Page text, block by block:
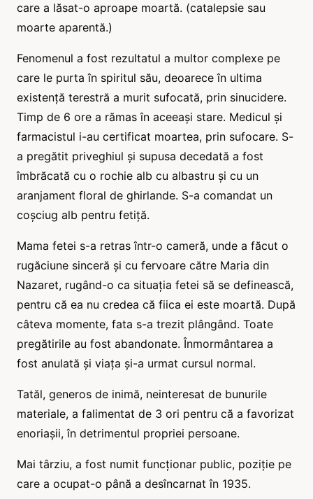
care a lăsat-o aproape moartă. (catalepsie sau
moarte aparentă.)
Fenomenul a fost rezultatul a multor complexe pe
care le purta în spiritul său, deoarece în ultima
existență terestră a murit sufocată, prin sinucidere.
Timp de 6 ore a rămas în aceeași stare. Medicul și
farmacistul i-au certificat moartea, prin sufocare. S-
a pregătit priveghiul și supusa decedată a fost
îmbrăcată cu o rochie alb cu albastru și cu un
aranjament floral de ghirlande. S-a comandat un
coșciug alb pentru fetiță.
Mama fetei s-a retras într-o cameră, unde a făcut o
rugăciune sinceră și cu fervoare către Maria din
Nazaret, rugând-o ca situația fetei să se definească,
pentru că ea nu credea că fiica ei este moartă. După
câteva momente, fata s-a trezit plângând. Toate
pregătirile au fost abandonate. Înmormântarea a
fost anulată și viața și-a urmat cursul normal.
Tatăl, generos de inimă, neinteresat de bunurile
materiale, a falimentat de 3 ori pentru că a favorizat
enoriașii, în detrimentul propriei persoane.
Mai târziu, a fost numit funcționar public, poziție pe
care a ocupat-o până a desîncarnat în 1935.